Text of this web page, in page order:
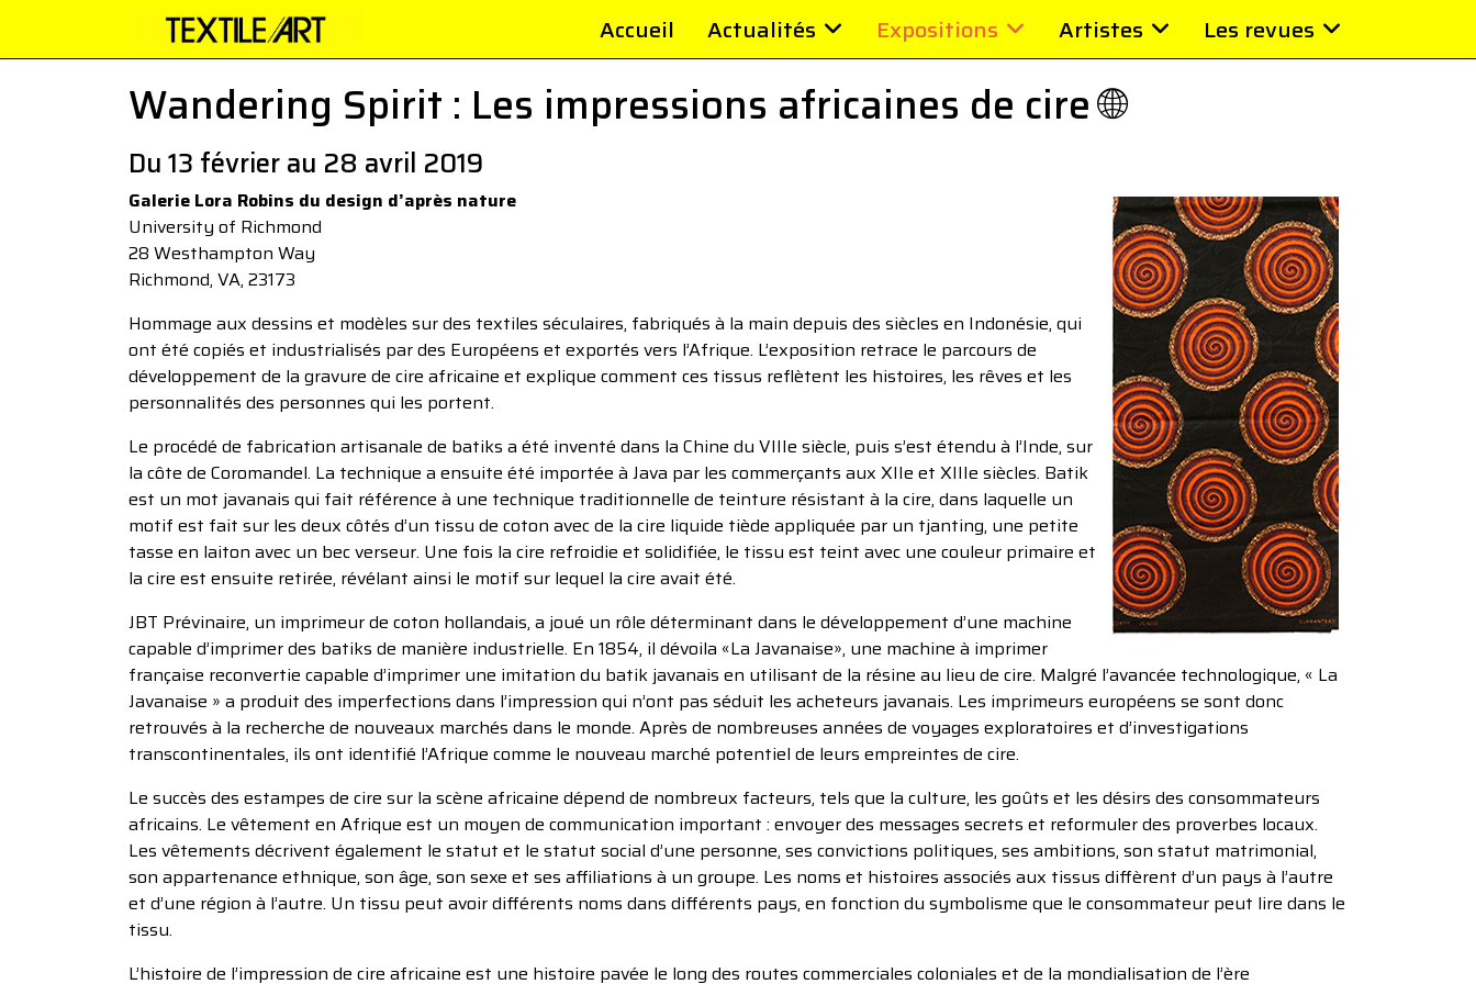
Accueil Actualités Expositions Artistes Les revues
Wandering Spirit : Les impressions africaines de cire 🌐
Du 13 février au 28 avril 2019
Galerie Lora Robins du design d’après nature
University of Richmond
28 Westhampton Way
Richmond, VA, 23173
Hommage aux dessins et modèles sur des textiles séculaires, fabriqués à la main depuis des siècles en Indonésie, qui
ont été copiés et industrialisés par des Européens et exportés vers l’Afrique. L’exposition retrace le parcours de
développement de la gravure de cire africaine et explique comment ces tissus reflètent les histoires, les rêves et les
personnalités des personnes qui les portent.
Le procédé de fabrication artisanale de batiks a été inventé dans la Chine du VIIIe siècle, puis s’est étendu à l’Inde, sur
la côte de Coromandel. La technique a ensuite été importée à Java par les commerçants aux XIIe et XIIIe siècles. Batik
est un mot javanais qui fait référence à une technique traditionnelle de teinture résistant à la cire, dans laquelle un
motif est fait sur les deux côtés d’un tissu de coton avec de la cire liquide tiède appliquée par un tjanting, une petite
tasse en laiton avec un bec verseur. Une fois la cire refroidie et solidifiée, le tissu est teint avec une couleur primaire et
la cire est ensuite retirée, révélant ainsi le motif sur lequel la cire avait été.
JBT Prévinaire, un imprimeur de coton hollandais, a joué un rôle déterminant dans le développement d’une machine
capable d’imprimer des batiks de manière industrielle. En 1854, il dévoila «La Javanaise», une machine à imprimer
française reconvertie capable d’imprimer une imitation du batik javanais en utilisant de la résine au lieu de cire. Malgré l’avancée technologique, « La
Javanaise » a produit des imperfections dans l’impression qui n’ont pas séduit les acheteurs javanais. Les imprimeurs européens se sont donc
retrouvés à la recherche de nouveaux marchés dans le monde. Après de nombreuses années de voyages exploratoires et d’investigations
transcontinentales, ils ont identifié l’Afrique comme le nouveau marché potentiel de leurs empreintes de cire.
Le succès des estampes de cire sur la scène africaine dépend de nombreux facteurs, tels que la culture, les goûts et les désirs des consommateurs
africains. Le vêtement en Afrique est un moyen de communication important : envoyer des messages secrets et reformuler des proverbes locaux.
Les vêtements décrivent également le statut et le statut social d’une personne, ses convictions politiques, ses ambitions, son statut matrimonial,
son appartenance ethnique, son âge, son sexe et ses affiliations à un groupe. Les noms et histoires associés aux tissus diffèrent d’un pays à l’autre
et d’une région à l’autre. Un tissu peut avoir différents noms dans différents pays, en fonction du symbolisme que le consommateur peut lire dans le
tissu.
L’histoire de l’impression de cire africaine est une histoire pavée le long des routes commerciales coloniales et de la mondialisation de l’ère